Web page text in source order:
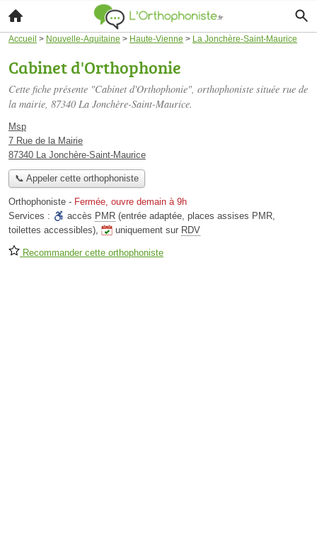
Accueil > Nouvelle-Aquitaine > Haute-Vienne > La Jonchère-Saint-Maurice
Cabinet d'Orthophonie
Cette fiche présente "Cabinet d'Orthophonie", orthophoniste située rue de
la mairie, 87340 La Jonchère-Saint-Maurice.
Msp
7 Rue de la Mairie
87340 La Jonchère-Saint-Maurice
📞 Appeler cette orthophoniste
Orthophoniste - Fermée, ouvre demain à 9h
Services :
accès PMR (entrée adaptée, places assises PMR,
toilettes accessibles), uniquement sur RDV
Recommander cette orthophoniste